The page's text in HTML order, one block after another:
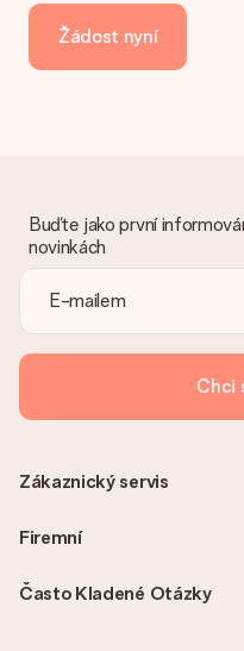
kartu, fakturu přes Klarna
převodu platby prosím
navíc.
vhodné řešení.
Je faktura odeslána spolu
vždy v potvrzovacím e-
MySurprise. To znamená,
příjemci, což je
Žádost nyní
Buďte jako první
novinkách
Chci
Často Kladené Otázky
Zákaznický servis
Firemní